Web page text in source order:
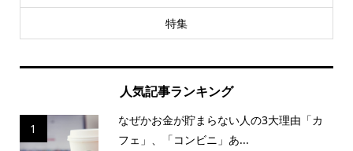
特集
人気記事ランキング
1
なぜかお金が貯まらない人の3大理由「カ
フェ」、「コンビニ」あ...